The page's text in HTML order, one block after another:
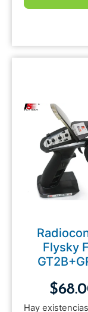
Flysky
$
Hay existencias